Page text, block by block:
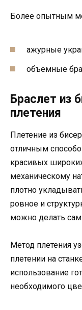
Более опытным
ажурные
объёмные
Браслет из
плетения
Плетение из
отличным
красивых
механическому
плотно
ровное и
можно делать
Метод плетения
плетении на
использование
необходимого